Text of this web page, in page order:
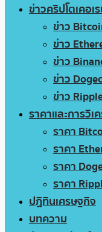
ข่าวคริปโตเคอเ
ข่าว
ข่าว
ข่าว
ข่าว
ข่าว
ราคาและการวิเ
ราคา
ราคา
ราคา
ราคา
ปฏิทินเศรษฐกิจ
บทความ